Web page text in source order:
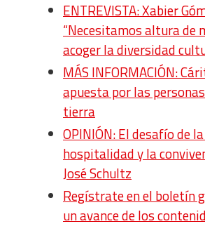
ENTREVISTA: Xabier
“Necesitamos altura de
acoger la diversidad
MÁS INFORMACIÓN:
apuesta por las
tierra
OPINIÓN:El desafío de
hospitalidad y la
José Schultz
Regístrate en el boletín
un avance de los